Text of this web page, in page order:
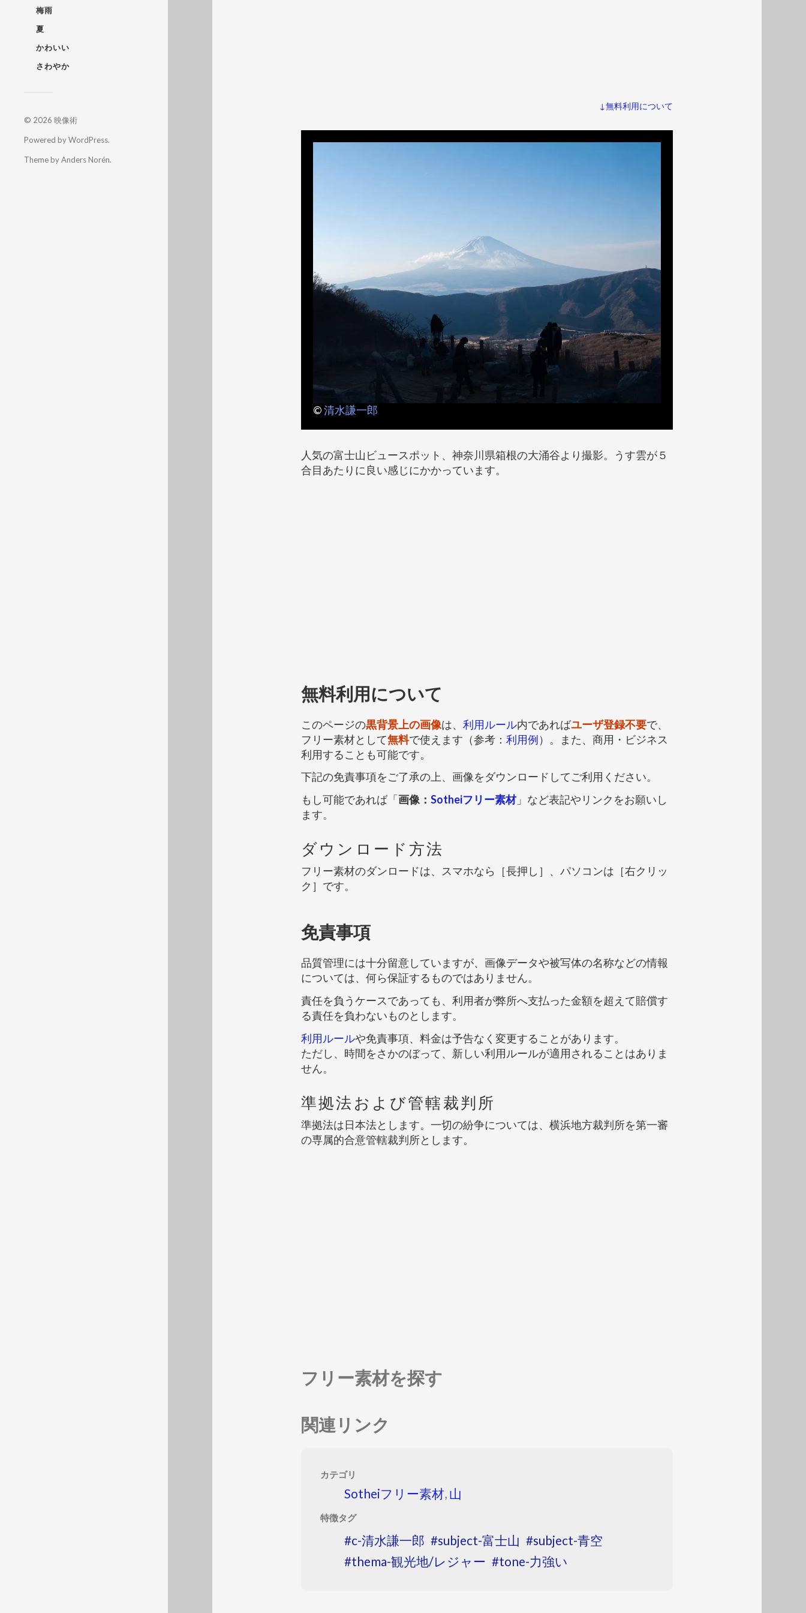
梅雨
夏
かわいい
さわやか
© 2026 映像術
Powered byWordPress.
Theme byAnders Norén.
↓無料利用について
©清水謙一郎
人気の富士山ビュースポット、神奈川県箱根の大涌谷より撮影。うす雲が５
合目あたりに良い感じにかかっています。
無料利用について
このページの黒背景上の画像は、 利用ルール内であればユーザ登録不要で、
フリー素材として無料で使えます（参考： 利用例）。また、商用・ビジネス
利用することも可能です。
下記の免責事項をご了承の上、画像をダウンロードしてご利用ください。
もし可能であれば「画像： Sotheiフリー素材」など表記やリンクをお願いし
ます。
ダウンロード方法
フリー素材のダンロードは、スマホなら［長押し］、パソコンは［右クリッ
ク］です。
免責事項
品質管理には十分留意していますが、画像データや被写体の名称などの情報
については、何ら保証するものではありません。
責任を負うケースであっても、利用者が弊所へ支払った金額を超えて賠償す
る責任を負わないものとします。
利用ルールや免責事項、料金は予告なく変更することがあります。
ただし、時間をさかのぼって、新しい利用ルールが適用されることはありま
せん。
準拠法および管轄裁判所
準拠法は日本法とします。一切の紛争については、横浜地方裁判所を第一審
の専属的合意管轄裁判所とします。
フリー素材を探す
関連リンク
カテゴリ
Sotheiフリー素材, 山
特徴タグ
c-清水謙一郎 subject-富士山
subject-青空
thema-観光地/レジャー
tone-力強い